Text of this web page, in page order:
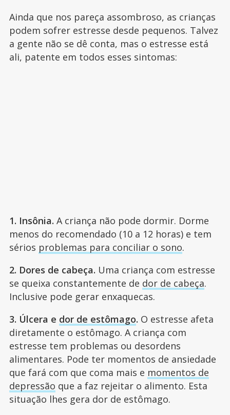
Ainda que nos pareça assombroso, as crianças
podem sofrer estresse desde pequenos. Talvez
a gente não se dê conta, mas o estresse está
ali, patente em todos esses sintomas:
1. Insônia. A criança não pode dormir. Dorme
menos do recomendado (10 a 12 horas) e tem
sérios problemas para conciliar o sono.
2. Dores de cabeça. Uma criança com estresse
se queixa constantemente de dor de cabeça.
Inclusive pode gerar enxaquecas.
3. Úlcera e dor de estômago. O estresse afeta
diretamente o estômago. A criança com
estresse tem problemas ou desordens
alimentares. Pode ter momentos de ansiedade
que fará com que coma mais e momentos de
depressão que a faz rejeitar o alimento. Esta
situação lhes gera dor de estômago.